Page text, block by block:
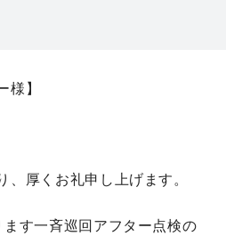
20:00 定休日／年末年始
様】
、厚くお礼申し上げます。
ます一斉巡回アフター点検の